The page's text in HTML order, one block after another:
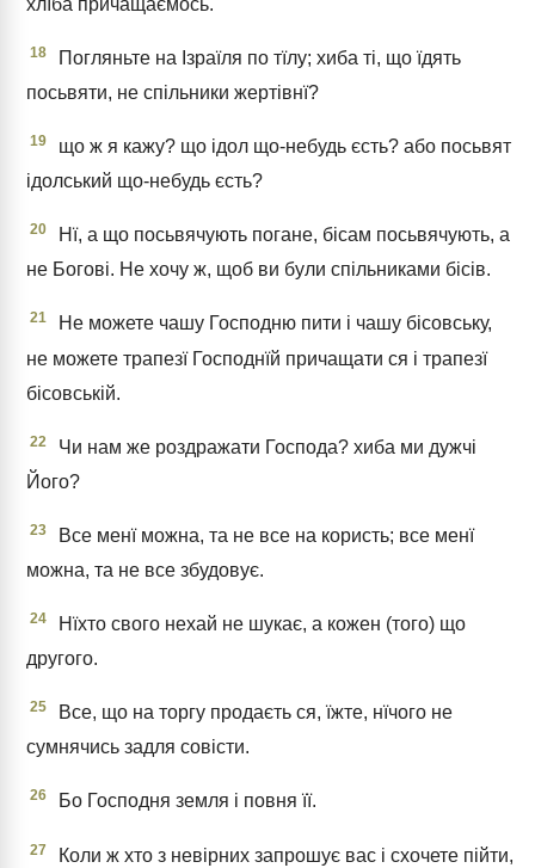
18
Погляньте на Ізраїля по тїлу; хиба ті, що їдять
посьвяти, не спільники жертівнї?
19
що ж я кажу? що ідол що-небудь єсть? або посьвят
ідолський що-небудь єсть?
20
Нї, а що посьвячують погане, бісам посьвячують, а
не Богові. Не хочу ж, щоб ви були спільниками бісів.
21
Не можете чашу Господню пити і чашу бісовську,
не можете трапезї Господнїй причащати ся і трапезї
бісовській.
22
Чи нам же роздражати Господа? хиба ми дужчі
Його?
23
Все менї можна, та не все на користь; все менї
можна, та не все збудовує.
24
Нїхто свого нехай не шукає, а кожен (того) що
другого.
25
Все, що на торгу продаєть ся, їжте, нїчого не
сумнячись задля совісти.
26 Бо Господня земля і повня її.
27
Коли ж хто з невірних запрошує вас і схочете пійти,